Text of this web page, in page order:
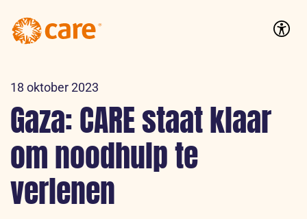
18 oktober 2023
Gaza: CARE staat klaar
om noodhulp te
verlenen